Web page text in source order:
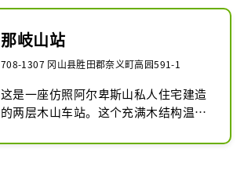
那岐山站
708-1307 冈山县胜田郡奈义町高园591-1
这是一座仿照阿尔卑斯山私人住宅建造
的两层木山车站。这个充满木结构温暖
种体验和培训设施。